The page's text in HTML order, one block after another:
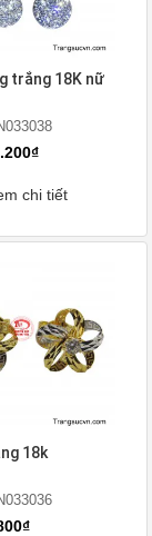
trắng 18K nữ
chi tiết
18k